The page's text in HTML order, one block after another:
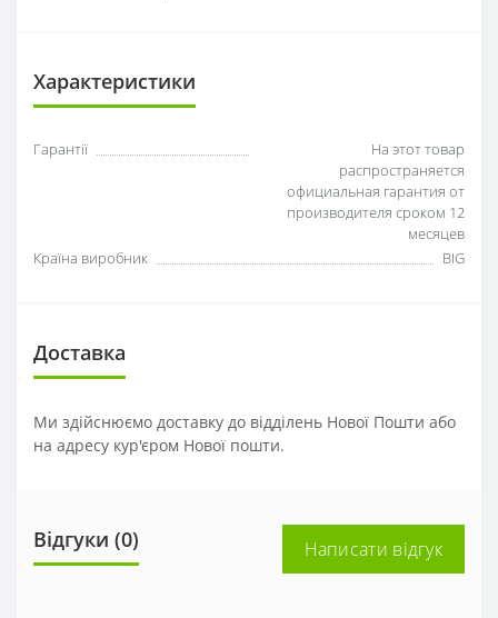
Характеристики
Гарантії
На этот товар
распространяется
официальная гарантия от
производителя сроком 12
месяцев
Країна виробник
BIG
Доставка
Ми здійснюємо доставку до відділень Нової Пошти або
на адресу кур'єром Нової пошти.
Відгуки (0) Написати відгук